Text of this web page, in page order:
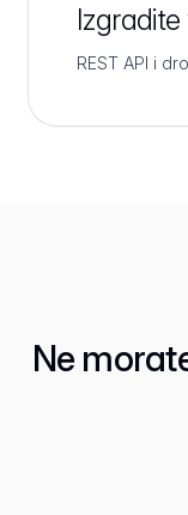
REST API i
Ne